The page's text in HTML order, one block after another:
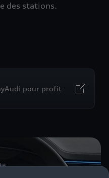
des stations.
pour profit